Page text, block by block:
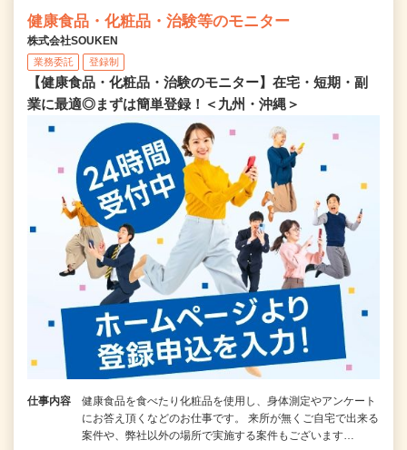
健康食品・化粧品・治験等のモニター
株式会社SOUKEN
業務委託 登録制
【健康食品・化粧品・治験のモニター】在宅・短期・副
業に最適◎まずは簡単登録！＜九州・沖縄＞
仕事内容
健康食品を食べたり化粧品を使用し、身体測定やアンケート
にお答え頂くなどのお仕事です。 来所が無くご自宅で出来る
案件や、弊社以外の場所で実施する案件もございます…